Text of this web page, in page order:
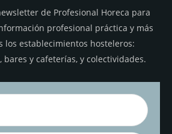
de Profesional Horeca para
profesional práctica y más
los establecimientos hosteleros:
bares y cafeterías, y colectividades.